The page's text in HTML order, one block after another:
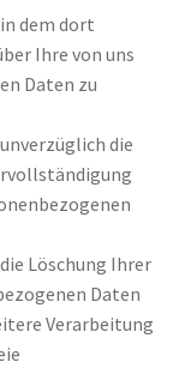
dem dort
Ihre von uns
Daten zu
die
Löschung Ihrer
Daten
Verarbeitung